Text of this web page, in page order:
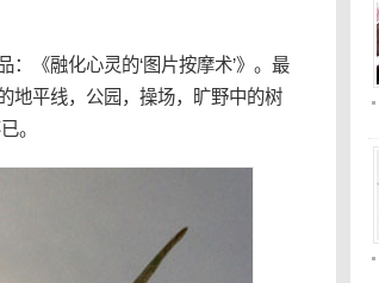
《融化心灵的‘图片按摩术’》。最
地平线，公园，操场，旷野中的树
。